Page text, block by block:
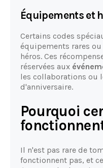
Équipements et
Certains codes
équipements rares
héros. Ces
réservées aux
les collaborations ou
d'anniversaire.
Pourquoi
Il n'est pas rare de
fonctionnent pas, et